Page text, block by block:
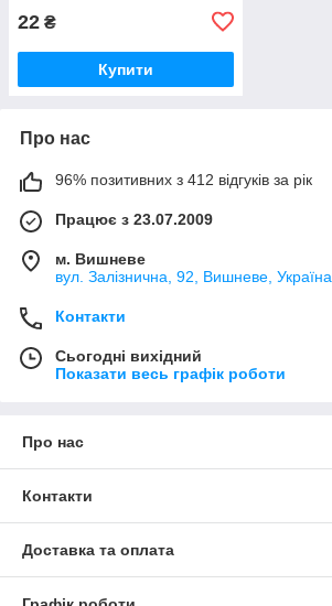
22 ₴
Купити
Про нас
96% позитивних з 412 відгуків за рік
Працює з 23.07.2009
м. Вишневе
вул. Залізнична, 92, Вишневе, Україна
Контакти
Сьогодні вихідний
Показати весь графік роботи
Про нас
Контакти
Доставка та оплата